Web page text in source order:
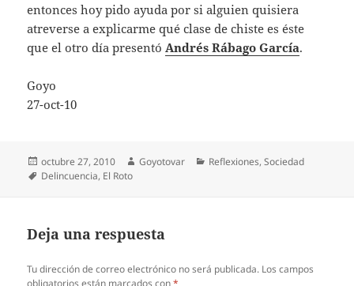
entonces hoy pido ayuda por si alguien quisiera
atreverse a explicarme qué clase de chiste es éste
que el otro día presentóAndrés Rábago García.
Goyo
27-oct-10
Publicado
el
octubre 27, 2010 Autor
Goyotovar Categorías
Reflexiones,Sociedad
Etiquetas
Delincuencia, El Roto
Deja una respuesta
Tu dirección de correo electrónico no será publicada. Los campos
obligatorios están marcados con*